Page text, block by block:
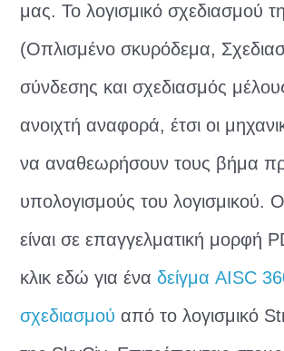
μας. Το λογισμικό σχεδιασμού
(Οπλισμένο σκυρόδεμα,
σύνδεσης και σχεδιασμός
ανοιχτή αναφορά, έτσι οι
να αναθεωρήσουν τους βήμα
υπολογισμούς του λογισμικού.
είναι σε επαγγελματική μορφή
κλικ εδώ για έναδείγμα AISC
σχεδιασμού από το λογισμικό